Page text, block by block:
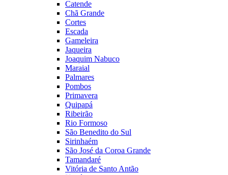
Catende
Chã Grande
Cortes
Escada
Gameleira
Jaqueira
Joaquim Nabuco
Maraial
Palmares
Pombos
Primavera
Quipapá
Ribeirão
Rio Formoso
São Benedito do Sul
Sirinhaém
São José da Coroa Grande
Tamandaré
Vitória de Santo Antão